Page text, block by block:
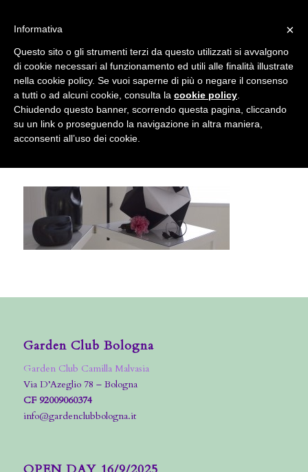
garden-club-bologna-corsi-di-ikebana-
bologna
Garden Club Bologna
Garden Club Camilla Malvasia
Via D’Azeglio 78 – Bologna
CF 92009060374
info@gardenclubbologna.it
accetta l'uso dei cookies previsto nella pagina dedicata.
Fai clic per abilitare/disabilitare il tracciamento di
Google Analytics.
OK Privacy e cookie policy
×
Informativa
Questo sito o gli strumenti terzi da questo utilizzati si avvalgono
di cookie necessari al funzionamento ed utili alle finalità illustrate
nella cookie policy. Se vuoi saperne di più o negare il consenso
a tutti o ad alcuni cookie, consulta la cookie policy
Chiudendo questo banner, scorrendo questa pagina, cliccando
su un link o proseguendo la navigazione in altra maniera,
acconsenti all’uso dei cookie.